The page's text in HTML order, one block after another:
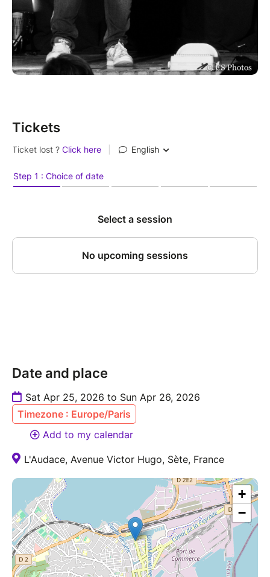
Tickets
Date and place
Sat Apr 25, 2026 to Sun Apr 26, 2026
Timezone : Europe/Paris
Add to my calendar
L'Audace, Avenue Victor Hugo, Sète, France
+
−